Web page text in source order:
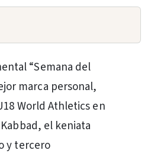
“Semana del
marca personal,
World Athletics en
el keniata
y tercero